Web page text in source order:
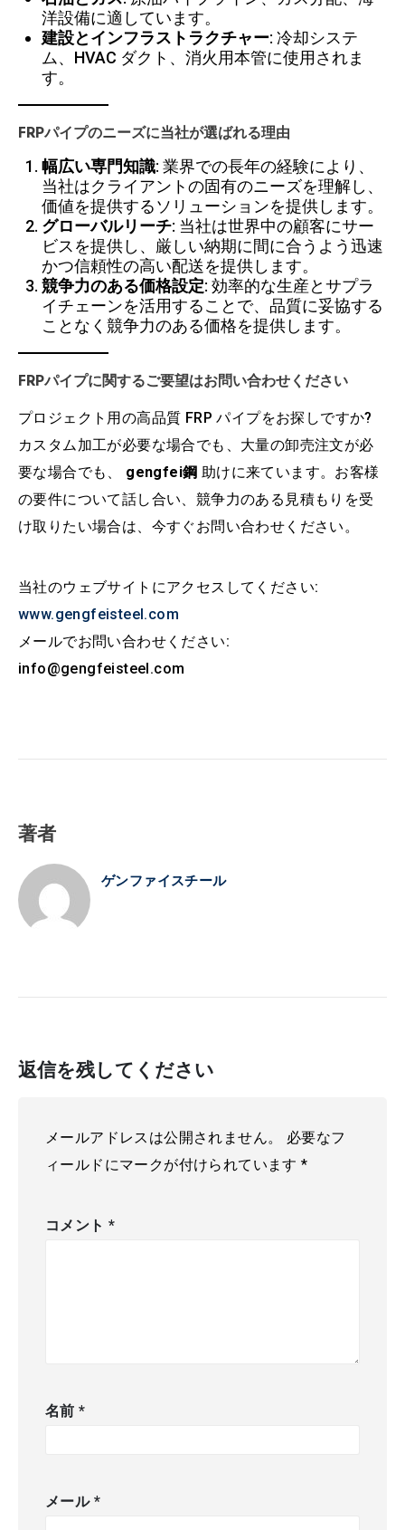
洋設備に適しています。
建設とインフラストラクチャー: 冷却システ
ム、HVAC ダクト、消火用本管に使用されま
す。
FRPパイプのニーズに当社が選ばれる理由
幅広い専門知識: 業界での長年の経験により、
当社はクライアントの固有のニーズを理解し、
価値を提供するソリューションを提供します。
グローバルリーチ: 当社は世界中の顧客にサー
ビスを提供し、厳しい納期に間に合うよう迅速
かつ信頼性の高い配送を提供します。
競争力のある価格設定: 効率的な生産とサプラ
イチェーンを活用することで、品質に妥協する
ことなく競争力のある価格を提供します。
FRPパイプに関するご要望はお問い合わせください
プロジェクト用の高品質 FRP パイプをお探しですか?
カスタム加工が必要な場合でも、大量の卸売注文が必
要な場合でも、 gengfei鋼 助けに来ています。お客様
の要件について話し合い、競争力のある見積もりを受
け取りたい場合は、今すぐお問い合わせください。
当社のウェブサイトにアクセスしてください:
www.gengfeisteel.com
メールでお問い合わせください:
info@gengfeisteel.com
著者
ゲンファイスチール
返信を残してください
メールアドレスは公開されません。
必要なフ
ィールドにマークが付けられています*
コメント *
名前*
メール *